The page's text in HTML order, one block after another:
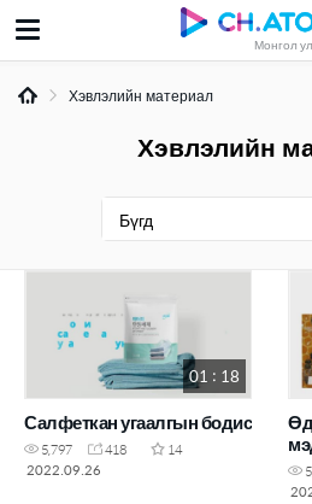
Монгол
Хэвлэлийн материал
Хэвлэлийн
01 : 18
Салфеткан угаалгын бодис
5,797 418
14
2022.09.26